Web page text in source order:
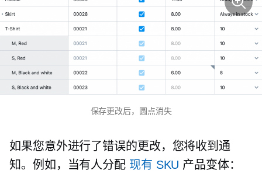
保存更改后，圆点消失
如果您意外进行了错误的更改，您将收到通
知。例如，当有人分配 现有 SKU 产品变体：